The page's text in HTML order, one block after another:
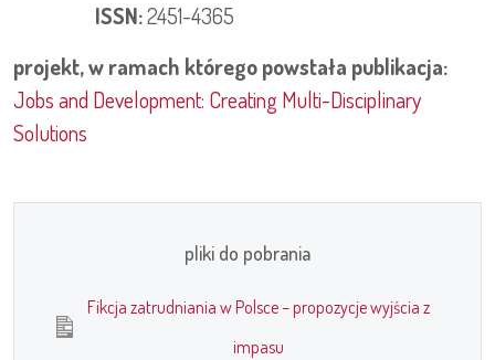
ISSN:2451-4365
projekt, w ramach którego powstała publikacja:
Jobs and Development: Creating Multi-Disciplinary
Solutions
pliki do pobrania
Fikcja zatrudniania w Polsce – propozycje wyjścia z
impasu